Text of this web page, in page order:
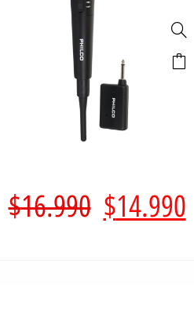
$16.990 $14.990